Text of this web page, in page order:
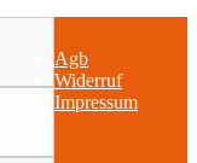
Agb
Widerruf
Impressum